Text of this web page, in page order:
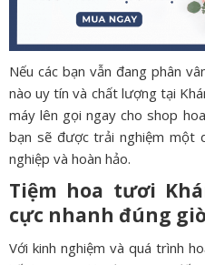
Nếu các bạn vẫn đang phân
nào uy tín và chất lượng tại
máy lên gọi ngay cho shop
bạn sẽ được trải nghiệm một
nghiệp và hoàn hảo.
Tiệm hoa tươi
cực nhanh đúng
Với kinh nghiệm và quá trình